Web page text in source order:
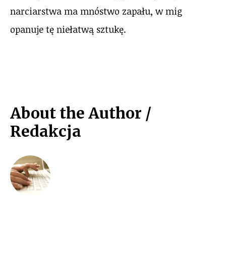
narciarstwa ma mnóstwo zapału, w mig
opanuje tę niełatwą sztukę.
About the Author /
Redakcja